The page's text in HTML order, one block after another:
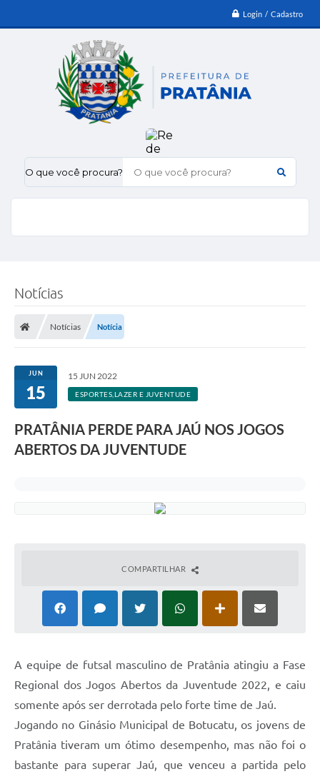
Login / Cadastro
O que você procura?
Notícias
Notícias Notícia
JUN
15
15 JUN 2022
ESPORTES,LAZER E JUVENTUDE
PRATÂNIA PERDE PARA JAÚ NOS JOGOS
ABERTOS DA JUVENTUDE
COMPARTILHAR
A equipe de futsal masculino de Pratânia atingiu a Fase
Regional dos Jogos Abertos da Juventude 2022, e caiu
somente após ser derrotada pelo forte time de Jaú.
Jogando no Ginásio Municipal de Botucatu, os jovens de
Pratânia tiveram um ótimo desempenho, mas não foi o
bastante para superar Jaú, que venceu a partida pelo